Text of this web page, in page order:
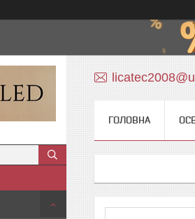
ГОЛОВНА